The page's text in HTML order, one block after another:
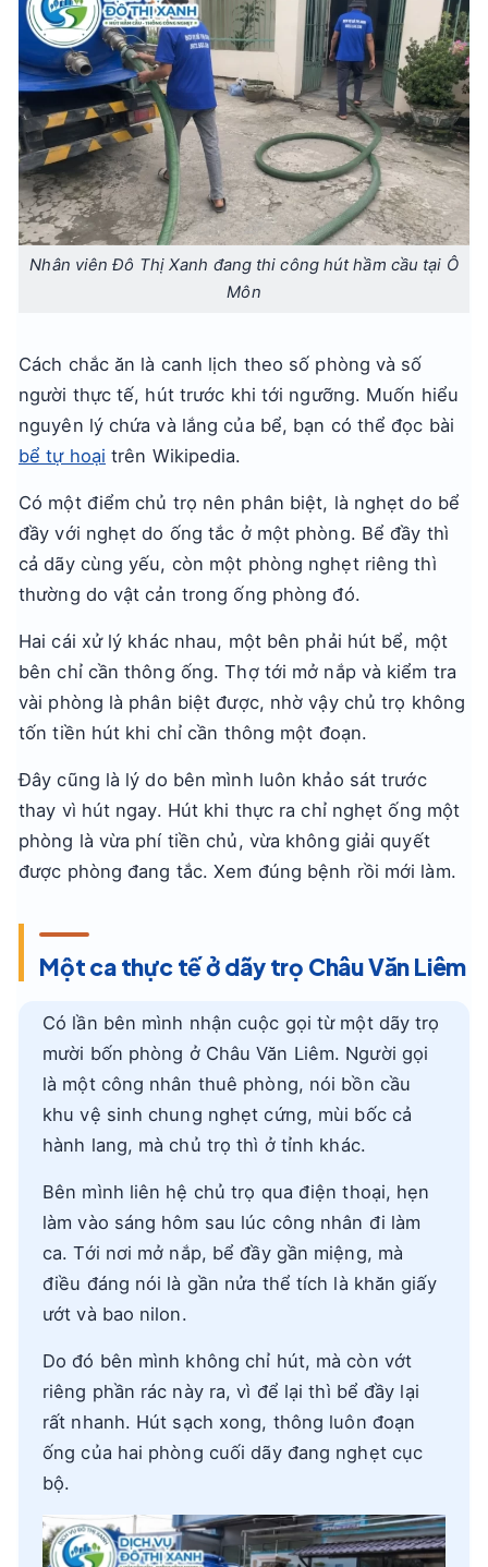
Nhân viên Đô Thị Xanh đang thi công hút hầm cầu tại Ô
Môn
Cách chắc ăn là canh lịch theo số phòng và số
người thực tế, hút trước khi tới ngưỡng. Muốn hiểu
nguyên lý chứa và lắng của bể, bạn có thể đọc bài
bể tự hoại trên Wikipedia.
Có một điểm chủ trọ nên phân biệt, là nghẹt do bể
đầy với nghẹt do ống tắc ở một phòng. Bể đầy thì
cả dãy cùng yếu, còn một phòng nghẹt riêng thì
thường do vật cản trong ống phòng đó.
Hai cái xử lý khác nhau, một bên phải hút bể, một
bên chỉ cần thông ống. Thợ tới mở nắp và kiểm tra
vài phòng là phân biệt được, nhờ vậy chủ trọ không
tốn tiền hút khi chỉ cần thông một đoạn.
Đây cũng là lý do bên mình luôn khảo sát trước
thay vì hút ngay. Hút khi thực ra chỉ nghẹt ống một
phòng là vừa phí tiền chủ, vừa không giải quyết
được phòng đang tắc. Xem đúng bệnh rồi mới làm.
Một ca thực tế ở dãy trọ Châu Văn Liêm
Có lần bên mình nhận cuộc gọi từ một dãy trọ
mười bốn phòng ở Châu Văn Liêm. Người gọi
là một công nhân thuê phòng, nói bồn cầu
khu vệ sinh chung nghẹt cứng, mùi bốc cả
hành lang, mà chủ trọ thì ở tỉnh khác.
Bên mình liên hệ chủ trọ qua điện thoại, hẹn
làm vào sáng hôm sau lúc công nhân đi làm
ca. Tới nơi mở nắp, bể đầy gần miệng, mà
điều đáng nói là gần nửa thể tích là khăn giấy
ướt và bao nilon.
Do đó bên mình không chỉ hút, mà còn vớt
riêng phần rác này ra, vì để lại thì bể đầy lại
rất nhanh. Hút sạch xong, thông luôn đoạn
ống của hai phòng cuối dãy đang nghẹt cục
bộ.